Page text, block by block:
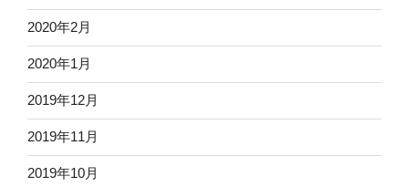
2020年2月
2020年1月
2019年12月
2019年11月
2019年10月